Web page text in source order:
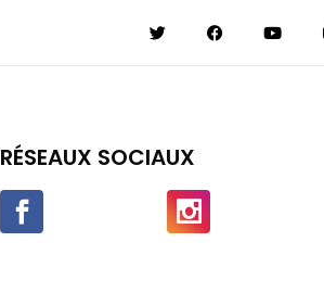
RÉSEAUX SOCIAUX